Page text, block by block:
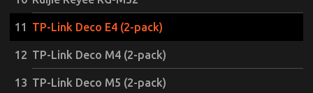
TP-Link Deco E4 (2-pack)
TP-Link Deco M4 (2-pack)
TP-Link Deco M5 (2-pack)